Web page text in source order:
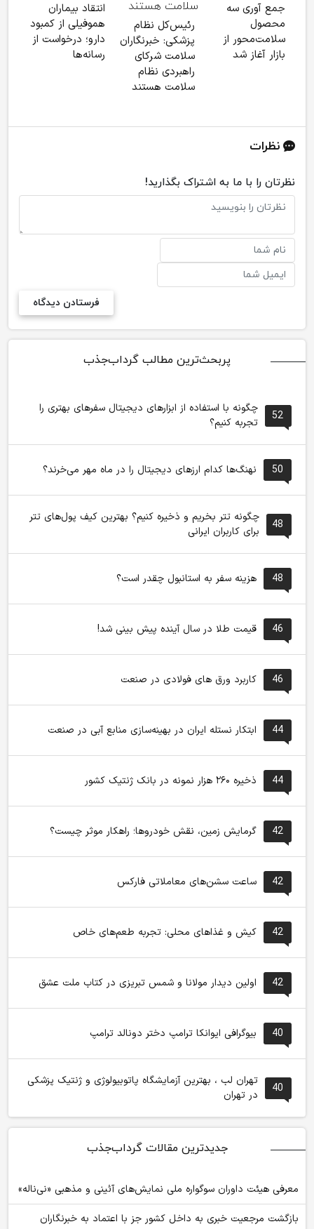
جمع آوری سه
محصول
سلامت‌محور از
بازار آغاز شد
رئیس‌کل نظام
پزشکی: خبرنگاران
سلامت شرکای
راهبردی نظام
سلامت هستند
انتقاد بیماران
هموفیلی از کمبود
دارو؛ درخواست از
رسانه‌ها
نظرات
نظرتان را با ما به اشتراک بگذارید!
پربحث‌ترین مطالب گرداب‌جذب
52
چگونه با استفاده از ابزارهای دیجیتال سفرهای بهتری را
تجربه کنیم؟
50 نهنگ‌ها کدام ارزهای دیجیتال را در ماه مهر می‌خرند؟
48
چگونه تتر بخریم و ذخیره کنیم؟ بهترین کیف پول‌های تتر
برای کاربران ایرانی
48 هزینه سفر به استانبول چقدر است؟
46 قیمت طلا در سال آینده پیش بینی شد!
46 کاربرد ورق های فولادی در صنعت
44 ابتکار نستله ایران در بهینه‌سازی منابع آبی در صنعت
44 ذخیره ۲۶۰ هزار نمونه در بانک ژنتیک کشور
42 گرمایش زمین، نقش خودروها؛ راهکار موثر چیست؟
42 ساعت سشن‌های معاملاتی فارکس
42 کیش و غذاهای محلی: تجربه طعم‌های خاص
42 اولین دیدار مولانا و شمس تبریزی در کتاب ملت عشق
40 بیوگرافی ایوانکا ترامپ دختر دونالد ترامپ
40
تهران لب ، بهترین آزمایشگاه پاتوبیولوژی و ژنتیک پزشکی
در تهران
جدیدترین مقالات گرداب‌جذب
معرفی هیئت داوران سوگواره ملی نمایش‌های آئینی و مذهبی «نی‌ناله»
بازگشت مرجعیت خبری به داخل کشور جز با اعتماد به خبرنگاران